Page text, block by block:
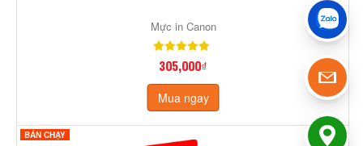
Mực in Canon
305,000₫
Mua ngay
BÁN CHẠY